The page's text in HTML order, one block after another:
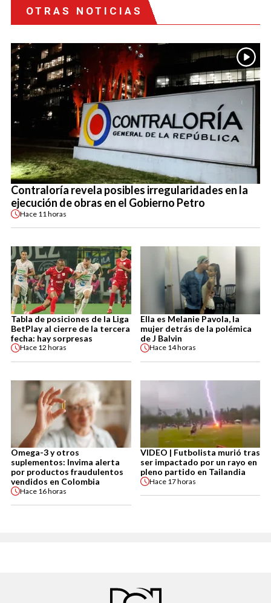
OTRAS NOTICIAS
Contraloría revela posibles irregularidades en la
ejecución de obras en el Gobierno Petro
Hace 11 horas
Tabla de posiciones de la Liga
BetPlay al cierre de la tercera
fecha: hay sorpresas
Hace 12 horas
Ella es Melanie Pavola, la
mujer detrás de la polémica
de J Balvin
Hace 14 horas
Omega-3 y otros
suplementos: Invima alerta
por productos fraudulentos
vendidos en Colombia
Hace 16 horas
VIDEO | Futbolista murió tras
ser impactado por un rayo en
pleno partido en Tailandia
Hace 17 horas